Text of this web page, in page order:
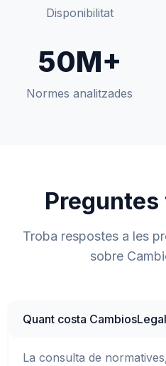
Disponibilitat
50M+
Normes analitzades
Troba respostes a les
sobre
Quant costa
La consulta de